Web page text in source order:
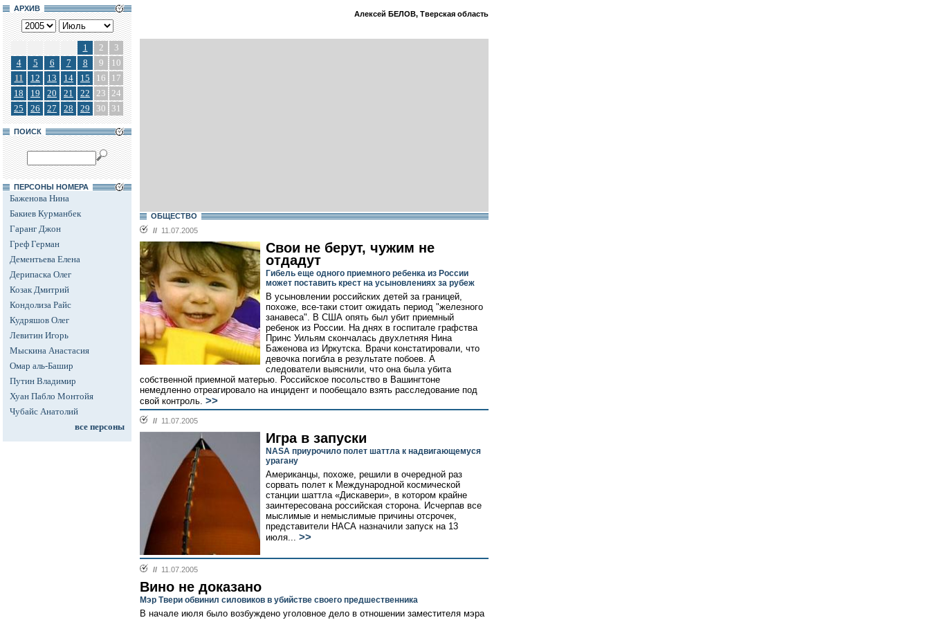
АРХИВ
1 2
3
4
5 6 7 8 9
10
11
12 13 14 15 16
17
18
19 20 21 22 23 24
25
26 27 28 29 30 31
ПОИСК
ПЕРСОНЫ НОМЕРА
Баженова Нина
Бакиев Курманбек
Гаранг Джон
Греф Герман
Дементьева Елена
Дерипаска Олег
Козак Дмитрий
Кондолиза Райс
Кудряшов Олег
Левитин Игорь
Мыскина Анастасия
Омар аль-Башир
Путин Владимир
Хуан Пабло Монтойя
Чубайс Анатолий
все персоны
Алексей БЕЛОВ, Тверская область
ОБЩЕСТВО
// 11.07.2005
Свои не берут, чужим не
отдадут
Гибель еще одного приемного ребенка из России
может поставить крест на усыновлениях за рубеж
В усыновлении российских детей за границей,
похоже, все-таки стоит ожидать период "железного
занавеса". В США опять был убит приемный
ребенок из России. На днях в госпитале графства
Принс Уильям скончалась двухлетняя Нина
Баженова из Иркутска. Врачи констатировали, что
девочка погибла в результате побоев. А
следователи выяснили, что она была убита
собственной приемной матерью. Российское посольство в Вашингтоне
немедленно отреагировало на инцидент и пообещало взять расследование под
свой контроль. >>
// 11.07.2005
Игра в запуски
NASA приурочило полет шаттла к надвигающемуся
урагану
Американцы, похоже, решили в очередной раз
сорвать полет к Международной космической
станции шаттла «Дискавери», в котором крайне
заинтересована российская сторона. Исчерпав все
мыслимые и немыслимые причины отсрочек,
представители НАСА назначили запуск на 13
июля... >>
// 11.07.2005
Вино не доказано
Мэр Твери обвинил силовиков в убийстве своего предшественника
В начале июля было возбуждено уголовное дело в отношении заместителя мэра